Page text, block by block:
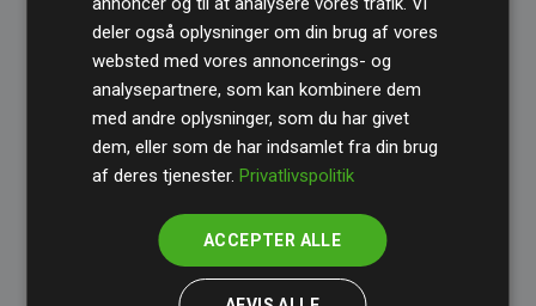
Standard– en international ordning, der sikrer høj
kvalitet og gennemsigtighed i klimainvesteringer.
Du kan læse mere om de konkrete projekter
initiativet Websites, der støtter klimaprojekter
deler også oplysninger om din brug af vores
websted med vores annoncerings- og
analysepartnere, som kan kombinere dem
med andre oplysninger, som du har givet
dem, eller som de har indsamlet fra din brug
af deres tjenester.Privatlivspolitik
ACCEPTER ALLE